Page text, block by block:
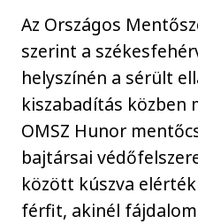
Az Országos
szerint a
helyszínén a sérült
kiszabadítás közben
OMSZ Hunor
bajtársai
között kúszva
férfit, akinél